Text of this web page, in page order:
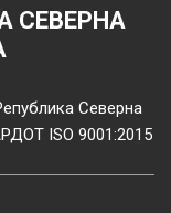
СЕВЕРНА
Северна
ISO 9001:2015